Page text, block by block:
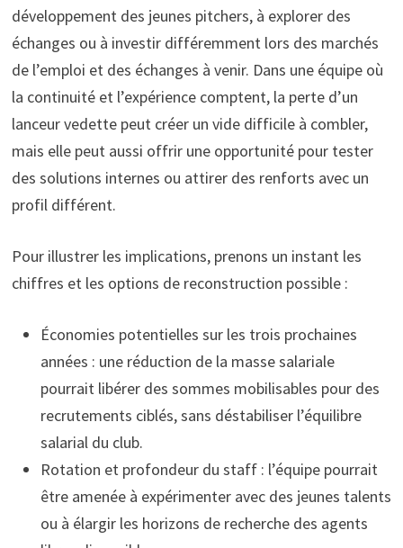
développement des jeunes pitchers, à explorer des
échanges ou à investir différemment lors des marchés
de l’emploi et des échanges à venir. Dans une équipe où
la continuité et l’expérience comptent, la perte d’un
lanceur vedette peut créer un vide difficile à combler,
mais elle peut aussi offrir une opportunité pour tester
des solutions internes ou attirer des renforts avec un
profil différent.
Pour illustrer les implications, prenons un instant les
chiffres et les options de reconstruction possible :
Économies potentielles sur les trois prochaines
années : une réduction de la masse salariale
pourrait libérer des sommes mobilisables pour des
recrutements ciblés, sans déstabiliser l’équilibre
salarial du club.
Rotation et profondeur du staff : l’équipe pourrait
être amenée à expérimenter avec des jeunes talents
ou à élargir les horizons de recherche des agents